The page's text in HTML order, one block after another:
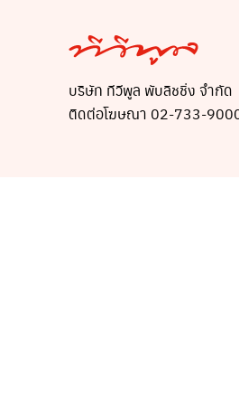
บริษัท ทีวีพูล พับลิชชิ่ง จำกัด
ติดต่อโฆษณา 02-733-